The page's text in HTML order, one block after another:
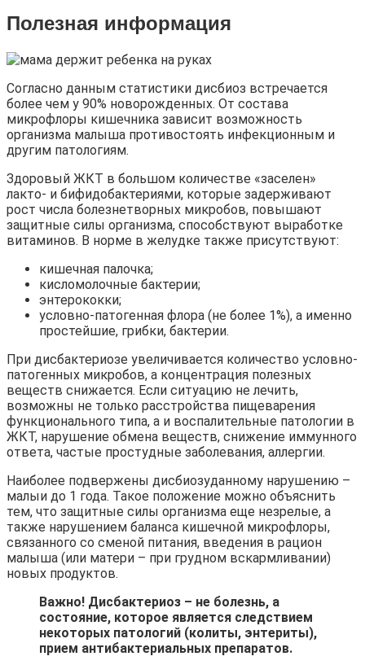
Полезная информация
Согласно данным статистики дисбиоз встречается
более чем у 90% новорожденных. От состава
микрофлоры кишечника зависит возможность
организма малыша противостоять инфекционным и
другим патологиям.
Здоровый ЖКТ в большом количестве «заселен»
лакто- и бифидобактериями, которые задерживают
рост числа болезнетворных микробов, повышают
защитные силы организма, способствуют выработке
витаминов. В норме в желудке также присутствуют:
кишечная палочка;
кисломолочные бактерии;
энтерококки;
условно-патогенная флора (не более 1%), а именно
простейшие, грибки, бактерии.
При дисбактериозе увеличивается количество условно-
патогенных микробов, а концентрация полезных
веществ снижается. Если ситуацию не лечить,
возможны не только расстройства пищеварения
функционального типа, а и воспалительные патологии в
ЖКТ, нарушение обмена веществ, снижение иммунного
ответа, частые простудные заболевания, аллергии.
Наиболее подвержены дисбиозуданному нарушению –
малыи до 1 года. Такое положение можно объяснить
тем, что защитные силы организма еще незрелые, а
также нарушением баланса кишечной микрофлоры,
связанного со сменой питания, введения в рацион
малыша (или матери – при грудном вскармливании)
новых продуктов.
Важно! Дисбактериоз – не болезнь, а
состояние, которое является следствием
некоторых патологий (колиты, энтериты),
прием антибактериальных препаратов.